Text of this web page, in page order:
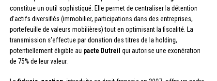
constitue un outil sophistiqué. Elle permet de centraliser la détention
d’actifs diversifiés (immobilier, participations dans des entreprises,
portefeuille de valeurs mobilières) tout en optimisant la fiscalité. La
transmission s’effectue par donation des titres de la holding,
potentiellement éligible au pacte Dutreil qui autorise une exonération
de 75% de leur valeur.